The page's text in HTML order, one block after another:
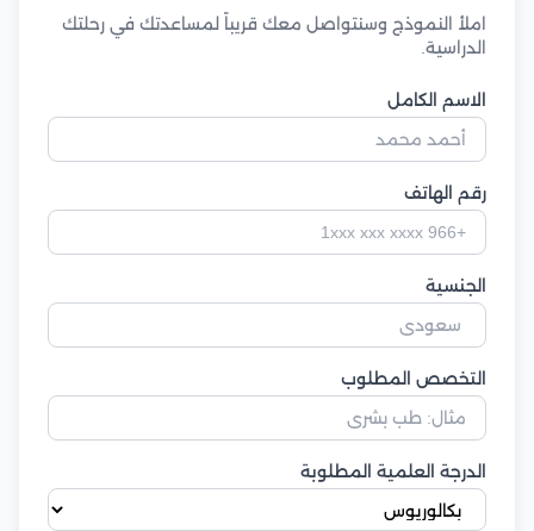
املأ النموذج وسنتواصل معك قريباً لمساعدتك في رحلتك
الدراسية.
الاسم الكامل
رقم الهاتف
الجنسية
التخصص المطلوب
الدرجة العلمية المطلوبة